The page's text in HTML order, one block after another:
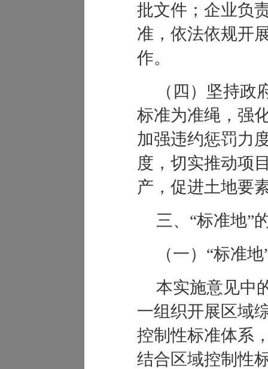
批文件；企业负
准，依法依规开
作。
（四）坚持政
标准为准绳，强
加强违约惩罚力
度，切实推动项
产，促进土地要
三、 “标准地”
（一） “标准地
本实施意见中
一组织开展区域
控制性标准体系
结合区域控制性